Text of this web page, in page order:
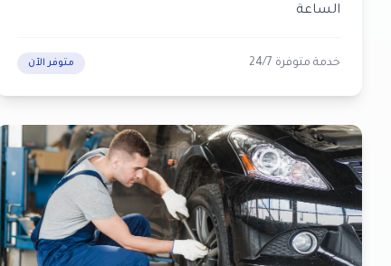
الساعة
خدمة متوفرة 24/7 متوفر الآن